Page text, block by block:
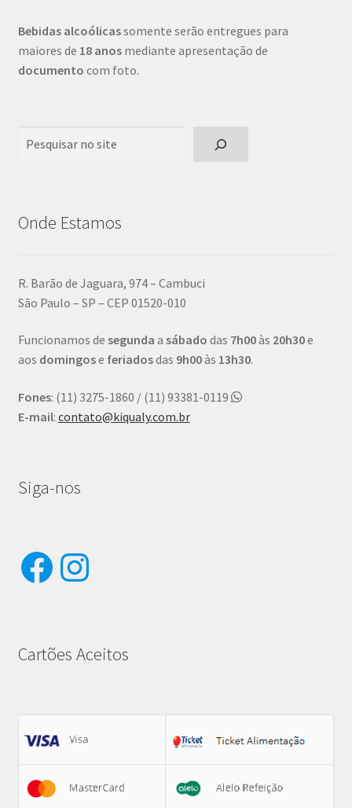
Bebidas alcoólicassomente serão entregues para
maiores de 18 anosmediante apresentação de
documento com foto.
Onde Estamos
R. Barão de Jaguara, 974 – Cambuci
São Paulo – SP – CEP 01520-010
Funcionamos de segunda a sábado das 7h00às 20h30e
aos domingose feriadosdas 9h00às 13h30.
Fones: (11) 3275-1860 / (11) 93381-0119
E-mail: contato@kiqualy.com.br
Siga-nos
Facebook
Instagram
Cartões Aceitos